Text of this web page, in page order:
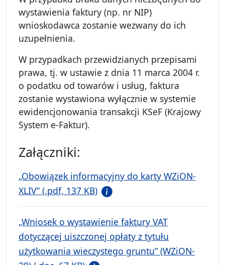
wystawienia faktury (np. nr NIP)
wnioskodawca zostanie wezwany do ich
uzupełnienia.
W przypadkach przewidzianych przepisami
prawa, tj. w ustawie z dnia 11 marca 2004 r.
o podatku od towarów i usług, faktura
zostanie wystawiona wyłącznie w systemie
ewidencjonowania transakcji KSeF (Krajowy
System e-Faktur).
Załączniki:
„Obowiązek informacyjny do karty WZiON-
XLIV” (.pdf, 137 KB)
„Wniosek o wystawienie faktury VAT
dotyczącej uiszczonej opłaty z tytułu
użytkowania wieczystego gruntu” (WZiON-